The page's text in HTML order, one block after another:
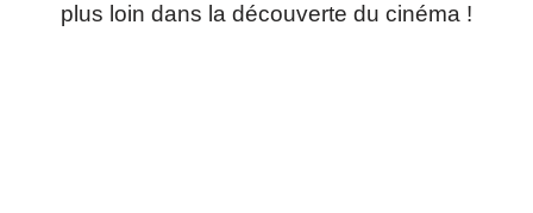
plus loin dans la découverte du cinéma !